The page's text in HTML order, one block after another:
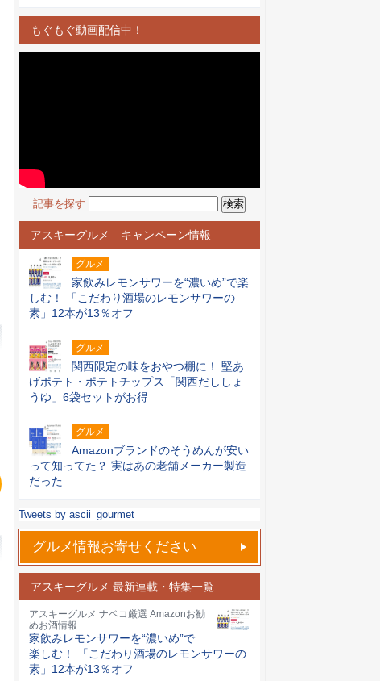
もぐもぐ動画配信中！
記事を探す
アスキーグルメ キャンペーン情報
グルメ
家飲みレモンサワーを“濃いめ”で楽
しむ！ 「こだわり酒場のレモンサワーの
素」12本が13％オフ
グルメ
関西限定の味をおやつ棚に！ 堅あ
げポテト・ポテトチップス「関西だししょ
うゆ」6袋セットがお得
グルメ
Amazonブランドのそうめんが安い
って知ってた？ 実はあの老舗メーカー製造
だった
Tweets by ascii_gourmet
グルメ情報お寄せください
アスキーグルメ 最新連載・特集一覧
アスキーグルメ ナベコ厳選 Amazonお勧
めお酒情報
家飲みレモンサワーを“濃いめ”で
楽しむ！ 「こだわり酒場のレモンサワーの
素」12本が13％オフ